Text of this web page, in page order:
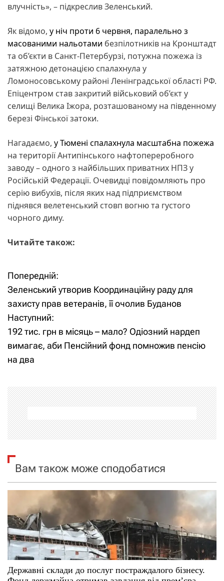
влучність», – підкреслив Зеленський.
Як відомо, у ніч проти 6 червня, паралельно з
масованими нальотами безпілотників на Кронштадт
та об’єкти в Санкт-Петербурзі, потужна пожежа із
затяжною детонацією спалахнула у
Ломоносовському районі Ленінградської області РФ.
Епіцентром став закритий військовий об’єкт у
селищі Велика Іжора, розташованому на південному
березі Фінської затоки.
Нагадаємо, у Тюмені спалахнула масштабна пожежа
на території Антипінського нафтопереробного
заводу – одного з найбільших приватних НПЗ у
Російській Федерації. Очевидці повідомляють про
серію вибухів, після яких над підприємством
піднявся велетенський стовп вогню та густого
чорного диму.
Читайте також:
Н
а
в
і
г
а
ц
і
а
п
и
с
Попередній:
Зеленський утворив Координаційну раду для
захисту прав ветеранів, її очолив Буданов
Наступний:
192 тис. грн в місяць – мало? Одіозний нардеп
вимагає, аби Пенсійний фонд помножив пенсію
на два
Вам також може сподобатися
Державні склади до послуг постраждалого бізнесу.